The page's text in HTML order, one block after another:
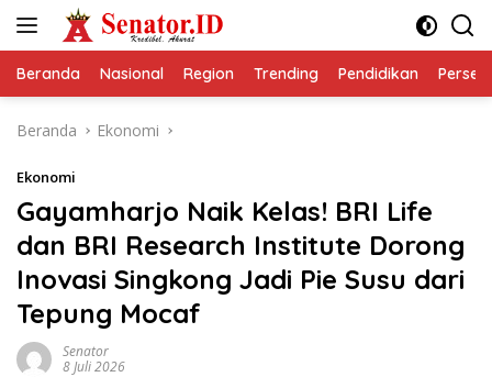
Beranda Nasional Region Trending Pendidikan
Beranda Ekonomi
Ekonomi
Gayamharjo Naik Kelas! BRI Life
dan BRI Research Institute Dorong
Inovasi Singkong Jadi Pie Susu dari
Tepung Mocaf
Senator
8 Juli 2026